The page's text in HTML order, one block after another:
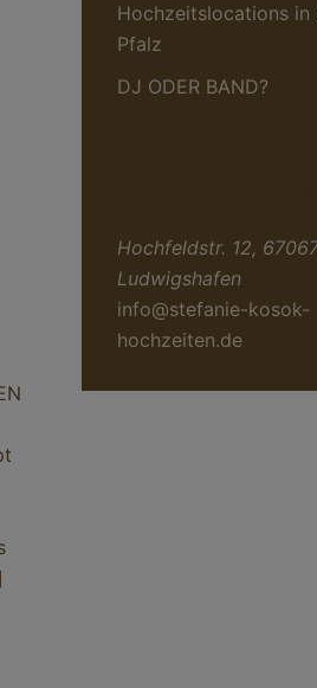
Hochzeitslocations in
Pfalz
DJ ODER BAND?
Hochfeldstr. 12,
Ludwigshafen
info@stefanie-kosok-
hochzeiten.de